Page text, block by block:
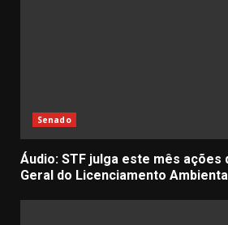
Senado
Áudio: STF julga este mês ações
Geral do Licenciamento Ambiental